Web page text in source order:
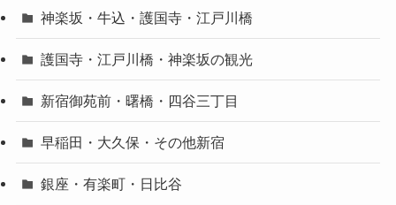
神楽坂・牛込・護国寺・江戸川橋
護国寺・江戸川橋・神楽坂の観光
新宿御苑前・曙橋・四谷三丁目
早稲田・大久保・その他新宿
銀座・有楽町・日比谷